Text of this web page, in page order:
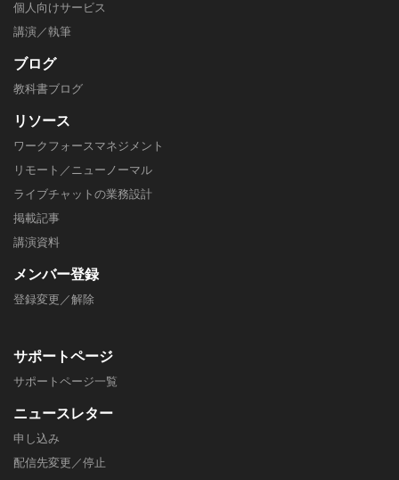
個人向けサービス
講演／執筆
ブログ
教科書ブログ
リソース
ワークフォースマネジメント
リモート／ニューノーマル
ライブチャットの業務設計
掲載記事
​講演資料
メンバー登録
登録変更／解除
サポートページ
​サポートページ一覧
ニュースレター
申し込み
配信先変更／停止